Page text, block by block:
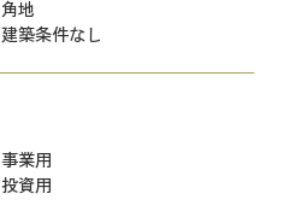
角地
建築条件なし
事業用
投資用